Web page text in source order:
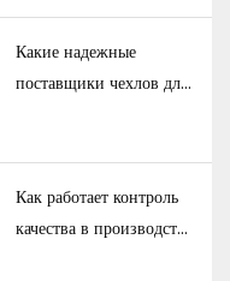
создают свои
собственные коллекции
Какие надежные
поставщики чехлов для
Как работает контроль
качества в производстве